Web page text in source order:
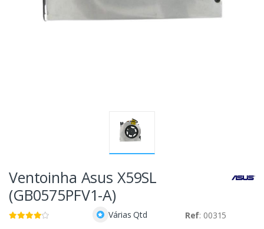
Ventoinha Asus X59SL
(GB0575PFV1-A)
Várias Qtd Ref: 00315